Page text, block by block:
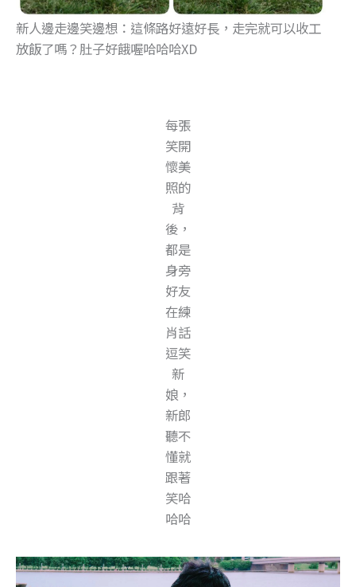
新人邊走邊笑邊想：這條路好遠好長，走完就可以收工
放飯了嗎？肚子好餓喔哈哈哈XD
每張
笑開
懷美
照的
背
後，
都是
身旁
好友
在練
肖話
逗笑
新
娘，
新郎
聽不
懂就
跟著
笑哈
哈哈